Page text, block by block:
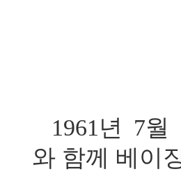
1961년 7
와 함께 베이